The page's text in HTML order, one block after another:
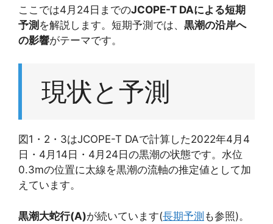
ここでは4月24日までのJCOPE-T DAによる短期
予測 を解説します。短期予測では、 黒潮の沿岸へ
の影響がテーマです。
現状と予測
図1・2・3はJCOPE-T DAで計算した2022年4月4
日・4月14日・4月24日の黒潮の状態です。水位
0.3mの位置に太線を黒潮の流軸の推定値として加
えています。
黒潮大蛇行(A)が続いています(長期予測 も参照)。